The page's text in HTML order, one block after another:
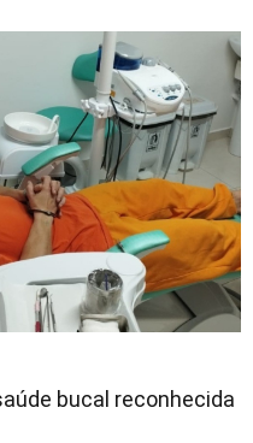
bucal reconhecida